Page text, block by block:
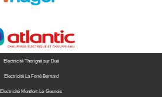
Electricité Thorigné sur Dué
Electricité La Ferté Bernard
Electricité Montfort-Le-Gesnois